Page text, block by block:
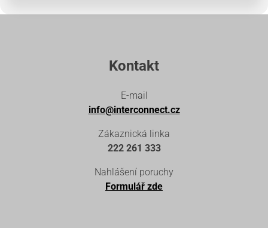
Kontakt
E-mail
info@interconnect.cz
Zákaznická linka
222 261 333
Nahlášení poruchy
Formulář zde